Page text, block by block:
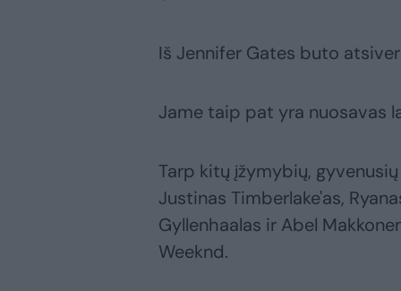
Iš Jennifer Gates buto
Jame taip pat yra nuosavas
Tarp kitų įžymybių,
Justinas Timberlake'as,
Gyllenhaalas ir Abel
Weeknd.